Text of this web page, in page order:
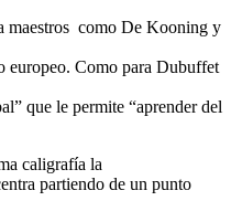
maestros como De Kooning y
europeo. Como para Dubuffet
que le permite “aprender del
caligrafía la
partiendo de un punto